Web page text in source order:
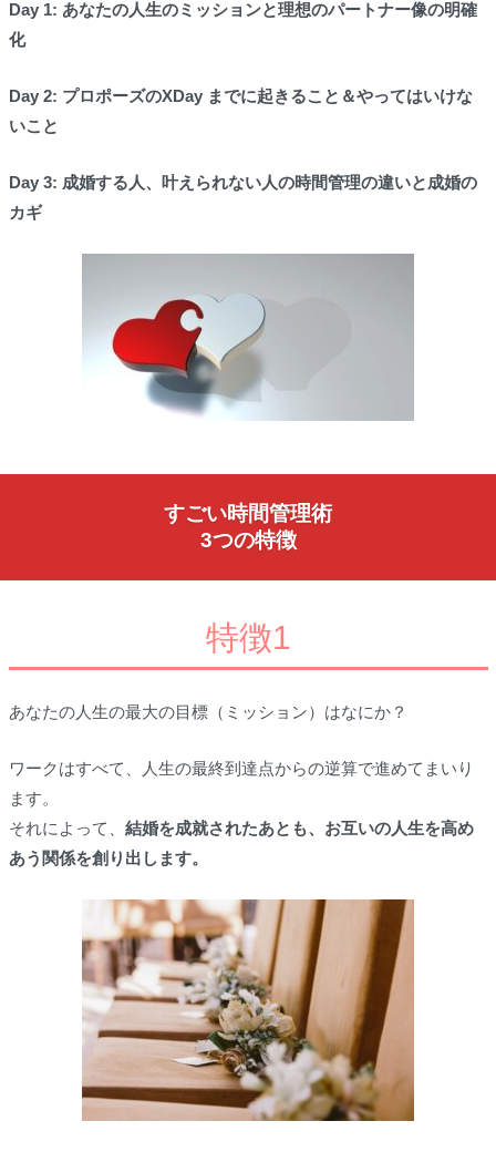
Day 1: あなたの人生のミッションと理想のパートナー像の明確
化
Day 2: プロポーズのXDay までに起きること＆やってはいけな
いこと
Day 3: 成婚する人、叶えられない人の時間管理の違いと成婚の
カギ
すごい時間管理術
3つの特徴
特徴1
あなたの人生の最大の目標（ミッション）はなにか？
ワークはすべて、人生の最終到達点からの逆算で進めてまいり
ます。
それによって、 結婚を成就されたあとも、お互いの人生を高め
あう関係を創り出します。